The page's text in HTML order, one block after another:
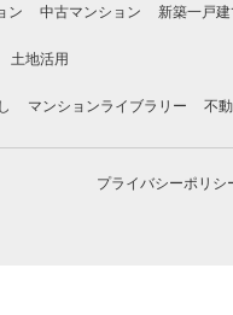
ン 中古マンション 新築一戸建
土地活用
マンションライブラリー 不
プライバシーポリシ